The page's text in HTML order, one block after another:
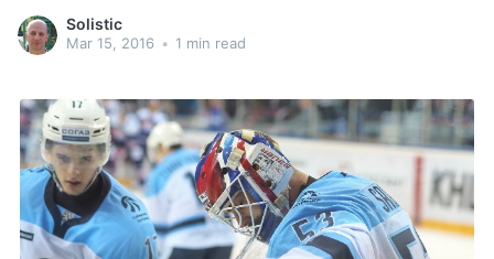
Solistic
Mar 15, 2016 • 1 min read